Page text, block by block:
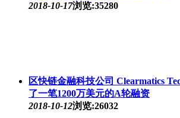
2018-10-17浏览:35280
区快链金融科技公司 Clearmatics
了一笔1200万美元的A轮融资
2018-10-12浏览:26032